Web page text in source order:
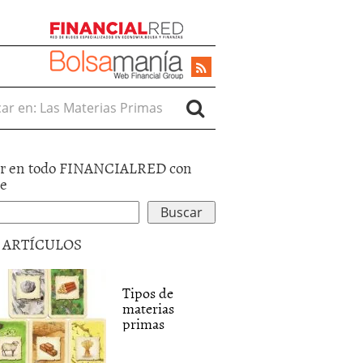
en:
en todo FINANCIALRED con
ARTÍCULOS
Tipos de
materias
primas